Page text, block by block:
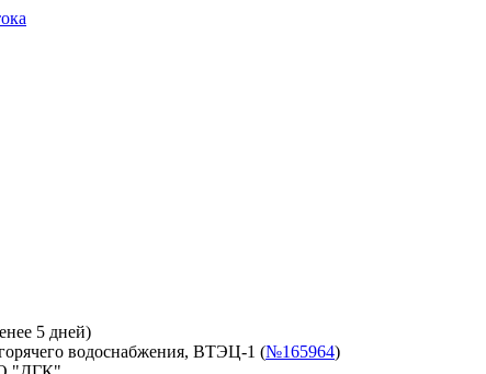
5 дней)
водоснабжения, ВТЭЦ-1 (№165964)